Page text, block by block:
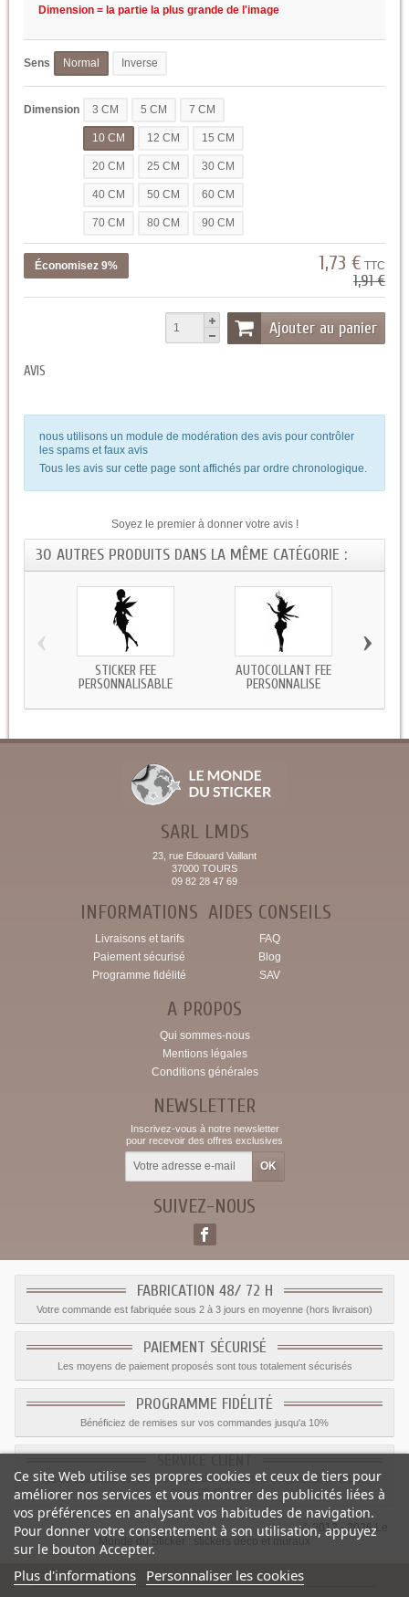
Dimension = la partie la plus grande de l'image
Sens Normal Inverse
Dimension 3 CM 5 CM 7 CM
10 CM 12 CM 15 CM
20 CM 25 CM 30 CM
40 CM 50 CM 60 CM
70 CM 80 CM 90 CM
Économisez 9% 1,73 € TTC
1,91 €
Ajouter au panier
AVIS
nous utilisons un module de modération des avis pour contrôler
les spams et faux avis
Tous les avis sur cette page sont affichés par ordre chronologique.
Soyez le premier à donner votre avis !
30 AUTRES PRODUITS DANS LA MÊME CATÉGORIE :
STICKER FÉE
PERSONNALISABLE
AUTOCOLLANT FÉE
PERSONNALISE
‹ ›
SARL LMDS
23, rue Edouard Vaillant
37000 TOURS
09 82 28 47 69
INFORMATIONS
Livraisons et tarifs
Paiement sécurisé
Programme fidélité
AIDES CONSEILS
FAQ
Blog
SAV
A PROPOS
Qui sommes-nous
Mentions légales
Conditions générales
NEWSLETTER
Inscrivez-vous à notre newsletter
pour recevoir des offres exclusives
SUIVEZ-NOUS
FABRICATION 48/ 72 H
Votre commande est fabriquée sous 2 à 3 jours en moyenne (hors livraison)
PAIEMENT SÉCURISÉ
Les moyens de paiement proposés sont tous totalement sécurisés
PROGRAMME FIDÉLITÉ
Bénéficiez de remises sur vos commandes jusqu'a 10%
Le service client est a votre disposition du lundi au vendredi de 8h à 17h
09.82.28.47.69.
© 2012 - 2026 Le
Monde du Sticker :
stickers déco et muraux
Ce site Web utilise ses propres cookies et ceux de tiers pour
améliorer nos services et vous montrer des publicités liées à
vos préférences en analysant vos habitudes de navigation.
Pour donner votre consentement à son utilisation, appuyez
sur le bouton Accepter.
Plus d'informations Personnaliser les cookies